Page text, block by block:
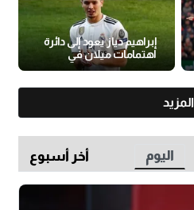
إبراهيم دياز يعود إلى دائرة
اهتمامات ميلان في
الميركاتو
المزيد
اليوم أخر أسبوع